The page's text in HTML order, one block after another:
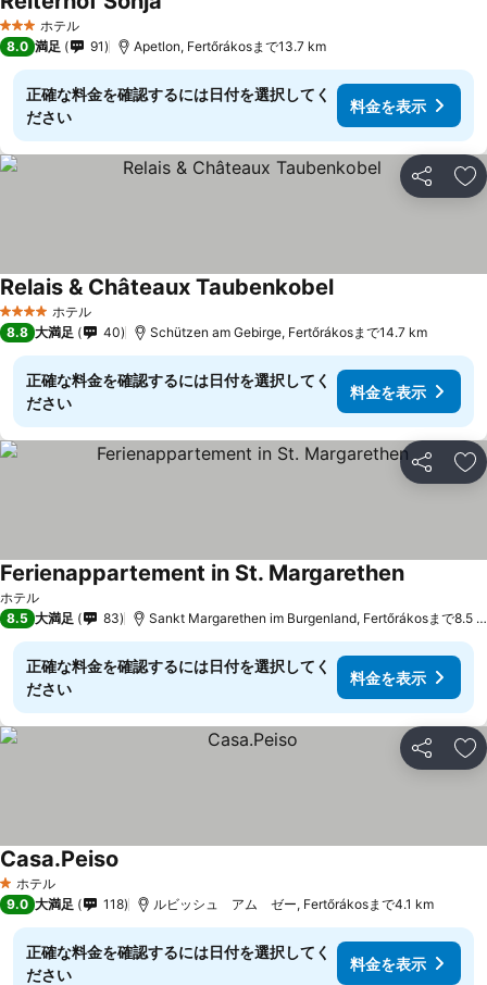
3 ホテルのランク
ホテル
8.0 満足 91 Apetlon, Fertőrákosまで13.7 km
正確な料金を確認するには日付を選択してく
ださい
料金を表示
シェア お
4 ホテルのランク
ホテル
Relais & Châteaux Taubenkobel料金を表示
8.8 大満足 40 Schützen am Gebirge, Fertőrákosまで14.7 km
正確な料金を確認するには日付を選択してく
ださい
料金を表示
シェア お
ホテル
Ferienappartement in St. Margarethen料金を表
8.5 大満足 83 Sankt Margarethen im Burgenland, Fertőrákosまで8.5
正確な料金を確認するには日付を選択してく
ださい
料金を表示
シェア お
1 ホテルのランク
ホテル
Casa.Peiso
9.0 大満足 118 ルビッシュ アム ゼー, Fertőrákosまで4.1 km
正確な料金を確認するには日付を選択してく
ださい
料金を表示